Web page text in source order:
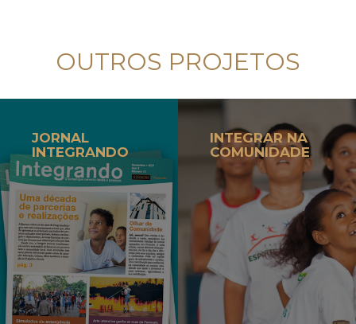
OUTROS PROJETOS
JORNAL
INTEGRANDO
INTEGRAR NA
COMUNIDADE